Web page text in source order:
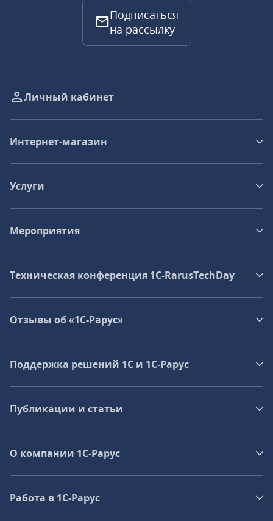
Подписаться
на рассылку
Личный кабинет
Интернет-магазин
Услуги
Мероприятия
Техническая конференция 1C‑RarusTechDay
Отзывы об «1С-Рарус»
Поддержка решений 1С и 1С‑Рарус
Публикации и статьи
О компании 1C-Рарус
Работа в 1С‑Рарус